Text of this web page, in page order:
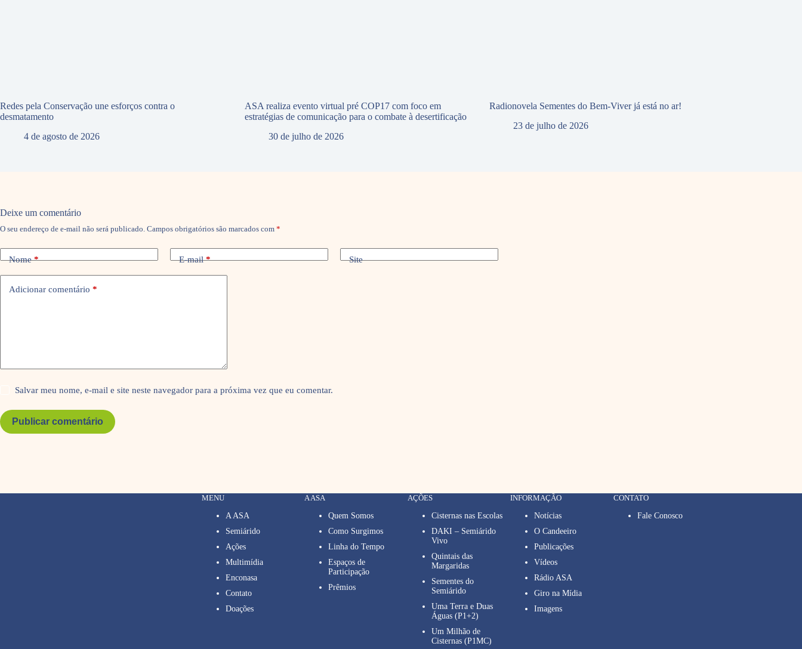
Redes pela Conservação une esforços contra o
desmatamento
4 de agosto de 2026
ASA realiza evento virtual pré COP17 com foco em
estratégias de comunicação para o combate à desertificação
30 de julho de 2026
Radionovela Sementes do Bem-Viver já está no ar!
23 de julho de 2026
Deixe um comentário
O seu endereço de e-mail não será publicado. Campos obrigatórios são marcados com *
Nome* E-mail* Site
Adicionar comentário *
Salvar meu nome, e-mail e site neste navegador para a próxima vez que eu comentar.
Publicar comentário
MENU
A ASA
Semiárido
Ações
Multimídia
Enconasa
Contato
Doações
A ASA
Quem Somos
Como Surgimos
Linha do Tempo
Espaços de
Participação
Prêmios
AÇÕES
Cisternas nas Escolas
DAKI – Semiárido
Vivo
Quintais das
Margaridas
Sementes do
Semiárido
Uma Terra e Duas
Águas (P1+2)
Um Milhão de
Cisternas (P1MC)
INFORMAÇÃO
Notícias
O Candeeiro
Publicações
Vídeos
Rádio ASA
Giro na Mídia
Imagens
CONTATO
Fale Conosco